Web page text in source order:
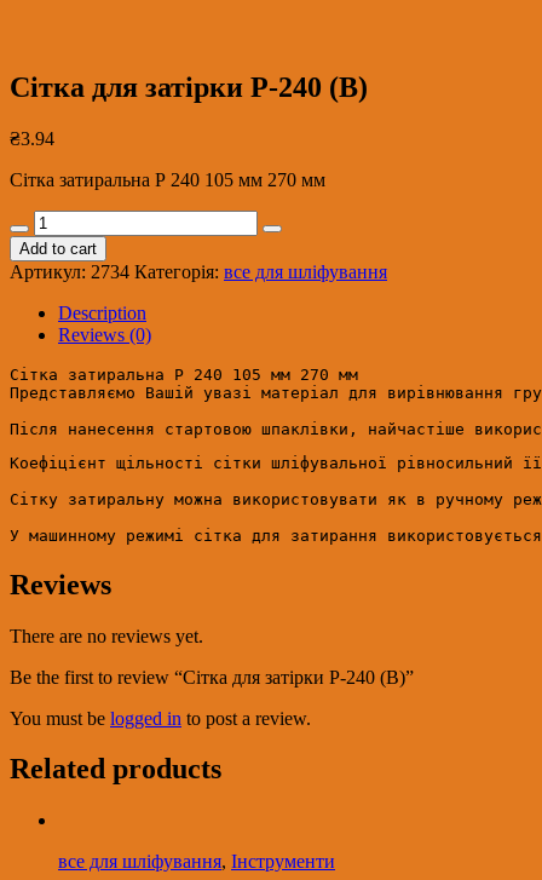
Сітка для затірки Р-240 (B)
₴3.94
Сітка затиральна Р 240 105 мм 270 мм
Сітка
для
затірки
Р-240
(B)
quantity
Add to cart
Артикул: 2734 Категорія: все для шліфування
Description
Reviews (0)
Сітка затиральна Р 240 105 мм 270 мм
Представляємо Вашій увазі матеріал для вирівнювання
Коефіцієнт щільності сітки шліфувальної
Сітку затиральну можна використовувати як в ручному
У машинному режимі сітка для затирання
Reviews
There are no reviews yet.
Be the first to review “Сітка для затірки Р-240 (B)”
You must be logged in to post a review.
Related products
все для шліфування, Інструменти